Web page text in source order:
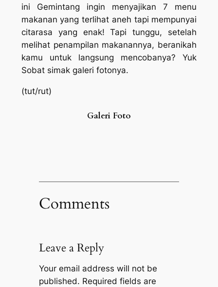
ini Gemintang ingin menyajikan 7 menu
makanan yang terlihat aneh tapi mempunyai
citarasa yang enak! Tapi tunggu, setelah
melihat penampilan makanannya, beranikah
kamu untuk langsung mencobanya? Yuk
Sobat simak galeri fotonya.
(tut/rut)
Galeri Foto
Comments
Leave a Reply
Your email address will not be
published. Required fields are